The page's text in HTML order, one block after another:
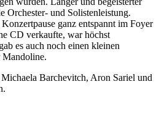
Orchester- und Solistenleistung.
ganz entspannt im Foyer
CD verkaufte, war höchst
es auch noch einen kleinen
Mandoline.
Barchevitch, Aron Sariel und